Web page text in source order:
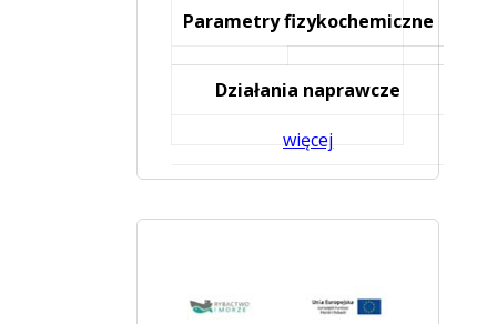
Parametry fizykochemiczne
Działania naprawcze
więcej